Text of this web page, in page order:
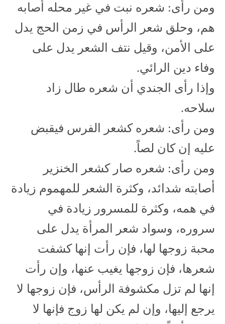
ومن رأى: شعره نبت في غير محله أصابه
هم، وحلق شعر الرأس في زمن الحج يدل
على الأمن، وقيل نتف الشعر يدل على
وفاء دين الرائي.
وإذا رأى الجندي أن شعره طال زاد
سلاحه.
ومن رأى: شعره كشعر الفرس فيقبض
عليه إن كان لصاً.
ومن رأى: شعره صار كشعر الخنزير
أصابته شدائد، وكثرة الشعر للمهموم زيادة
في همه، وكثرة للمسرور زيادة في
سروره، وسواد شعر المرأة يدل على
محبة زوجها لها، فإن رأت إنها كشفت
شعرها، فإن زوجها يغيب عنها، وإن رأت
إنها لم تزل مكشوفة الرأس، فإن زوجها لا
يرجع إليها، وإن لم يكن لها زوج فإنها لا